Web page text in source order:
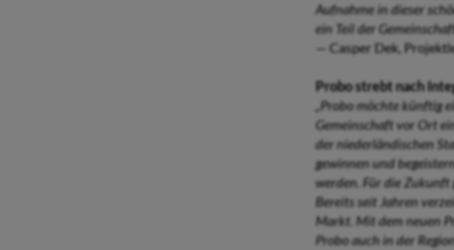
Aufnahme in dieser
ein Teil der
— Casper Dek,
Probo strebt nach
„Probo möchte künftig
Gemeinschaft vor Ort
der niederländischen
gewinnen und
werden. Für die
Bereits seit Jahren
Markt. Mit dem neuen
Probo auch in der